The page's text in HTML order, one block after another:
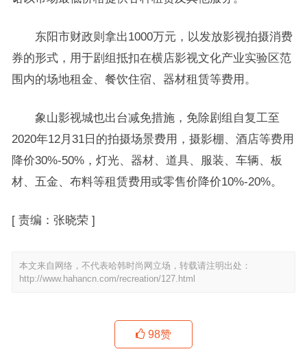
东阳市财政则拿出1000万元，以发放影视拍摄消费
券的形式，用于剧组抵扣在横店影视文化产业实验区范
围内的场地租金、餐饮住宿、器材租赁等费用。
象山影视城也出台减免措施，免除剧组自复工至
2020年12月31日的拍摄场景费用，摄影棚、酒店等费用
降价30%-50%，灯光、器材、道具、服装、车辆、板
材、五金、布料等租赁费用或零售价降价10%-20%。
[ 责编：张晓荣]
本文来自网络，不代表哈韩时尚网立场，转载请注明出处：
http://www.hahancn.com/recreation/127.html
98赞